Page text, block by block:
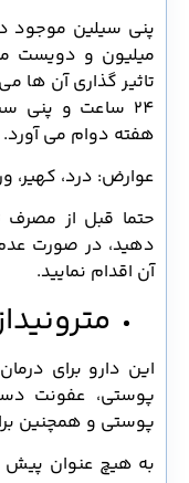
پنی سیلین موجود در
میلیون و دویست می
هفته دوام می آورد.
عوارض: درد، کهیر،
حتما قبل از مصرف
دهید، در صورت عدم
آن اقدام نمایید.
این دارو برای درمان
پوستی، عفونت
پوستی و همچنین
به هیچ عنوان پیش از